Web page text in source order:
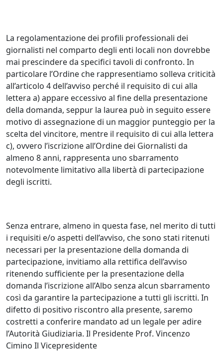
La regolamentazione dei profili professionali dei
giornalisti nel comparto degli enti locali non dovrebbe
mai prescindere da specifici tavoli di confronto. In
particolare l’Ordine che rappresentiamo solleva criticità
all’articolo 4 dell’avviso perché il requisito di cui alla
lettera a) appare eccessivo al fine della presentazione
della domanda, seppur la laurea può in seguito essere
motivo di assegnazione di un maggior punteggio per la
scelta del vincitore, mentre il requisito di cui alla lettera
c), ovvero l’iscrizione all’Ordine dei Giornalisti da
almeno 8 anni, rappresenta uno sbarramento
notevolmente limitativo alla libertà di partecipazione
degli iscritti.
Senza entrare, almeno in questa fase, nel merito di tutti
i requisiti e/o aspetti dell’avviso, che sono stati ritenuti
necessari per la presentazione della domanda di
partecipazione, invitiamo alla rettifica dell’avviso
ritenendo sufficiente per la presentazione della
domanda l’iscrizione all’Albo senza alcun sbarramento
così da garantire la partecipazione a tutti gli iscritti. In
difetto di positivo riscontro alla presente, saremo
costretti a conferire mandato ad un legale per adire
l’Autorità Giudiziaria. Il Presidente Prof. Vincenzo
Cimino Il Vicepresidente